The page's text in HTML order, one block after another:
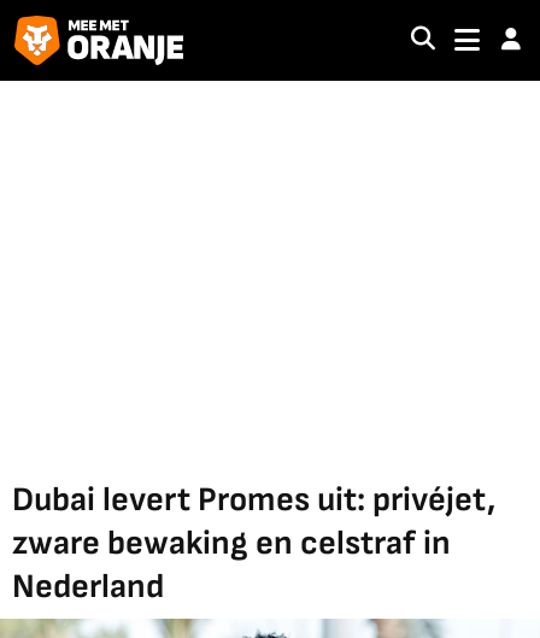
Dubai levert Promes uit: privéjet,
zware bewaking en celstraf in
Nederland